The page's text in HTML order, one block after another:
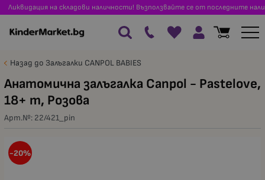
Ликвидация на складови наличности! Възползвайте се от последните
Назад до Залъгалки CANPOL BABIES
Анатомична залъгалка Canpol - Pastelove,
18+ m, Розова
Арт.№: 22/421_pin
-20%